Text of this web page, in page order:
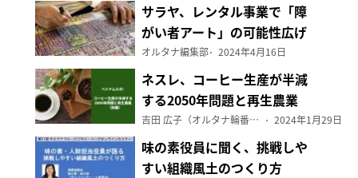
サラヤ、レンタル事業で「障
がい者アート」の可能性広げ
る
オルタナ編集部 2024年4月16日
ネスレ、コーヒー生産が半減
する2050年問題と再生農業
（前編）
吉田 広子（オルタナ輪番編集長） 2024年1月29日
味の素役員に聞く、挑戦しや
すい組織風土のつくり方